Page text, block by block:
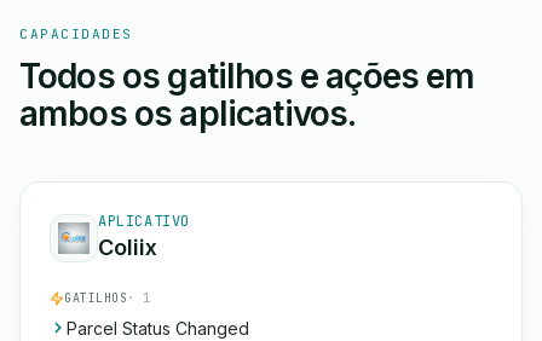
CAPACIDADES
Todos os gatilhos e ações em
ambos os aplicativos.
APLICATIVO
Coliix
GATILHOS · 1
Parcel Status Changed